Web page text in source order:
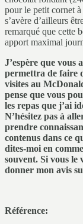
pour le petit cornet
s’avère d’ailleurs
remarqué que cette
apport maximal
J’espère que vous
permettra de faire
visites au
pense que vous
les repas que j’ai
N’hésitez pas à
prendre
contenus dans ce
dites-moi en
souvent. Si vous le
donner mon avis
Référence: